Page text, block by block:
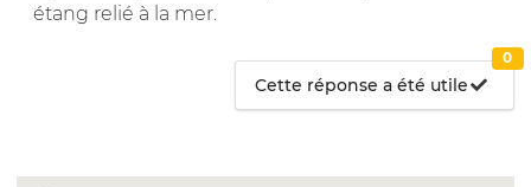
étang relié à la mer.
Cette réponse a été utile
0